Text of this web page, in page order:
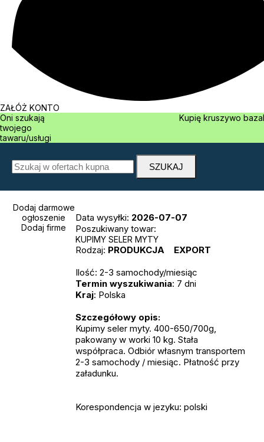
ZAŁÓŻ KONTO
Oni szukają
twojego
tawaru/usługi
Kupię kruszywo
Dodaj darmowe
ogłoszenie
Dodaj firme
Data wysyłki: 2026-07-07
Poszukiwany towar:
KUPIMY SELER MYTY
Rodzaj: PRODUKCJA
EXPORT
Ilość: 2-3 samochody/miesiąc
Termin wyszukiwania: 7 dni
Kraj: Polska
Szczegółowy opis:
Kupimy seler myty. 400-650/700g,
pakowany w worki 10 kg. Stała
współpraca. Odbiór własnym transportem
2-3 samochody / miesiąc. Płatność przy
załadunku.
Korespondencja w jezyku: polski